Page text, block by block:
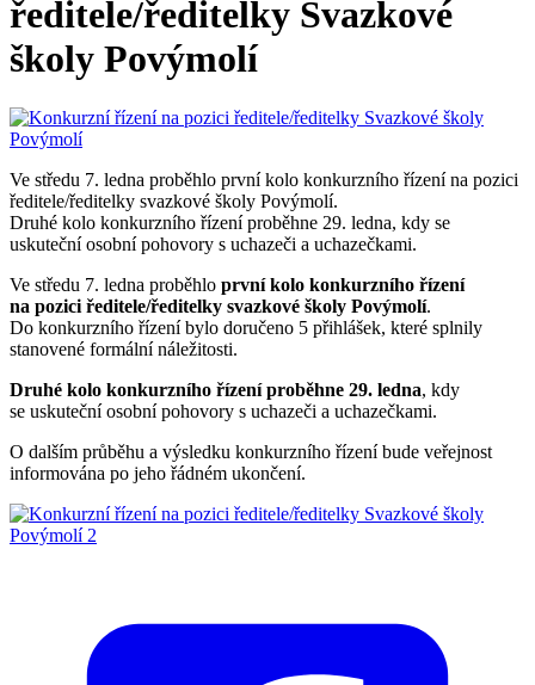
ředitele/ředitelky Svazkové
školy Povýmolí
Ve středu 7. ledna proběhlo první kolo konkurzního řízení na pozici
ředitele/ředitelky svazkové školy Povýmolí.
Druhé kolo konkurzního řízení proběhne 29. ledna, kdy se
uskuteční osobní pohovory s uchazeči a uchazečkami.
Ve středu 7. ledna proběhlo první kolo konkurzního řízení
na pozici ředitele/ředitelky svazkové školy Povýmolí.
Do konkurzního řízení bylo doručeno 5 přihlášek, které splnily
stanovené formální náležitosti.
Druhé kolo konkurzního řízení proběhne 29. ledna, kdy
se uskuteční osobní pohovory s uchazeči a uchazečkami.
O dalším průběhu a výsledku konkurzního řízení bude veřejnost
informována po jeho řádném ukončení.